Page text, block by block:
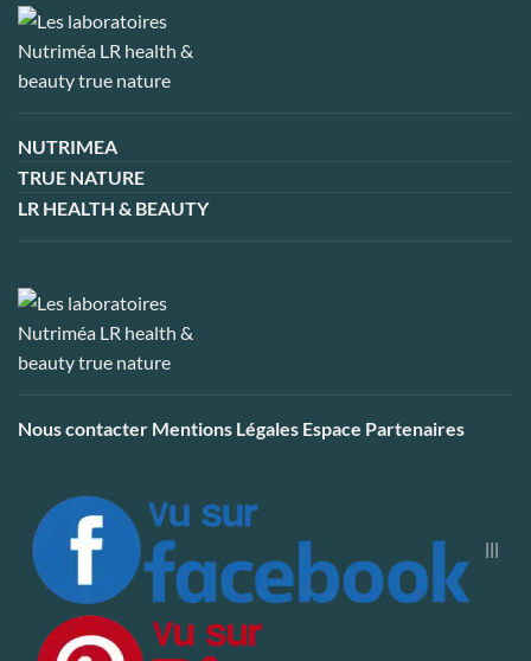
NUTRIMEA
TRUE NATURE
LR HEALTH & BEAUTY
Nous contacter Mentions Légales Espace Partenaires
|||